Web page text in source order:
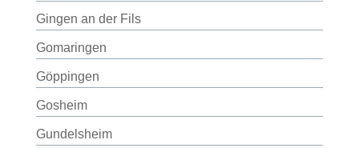
Gingen an der Fils
Gomaringen
Göppingen
Gosheim
Gundelsheim